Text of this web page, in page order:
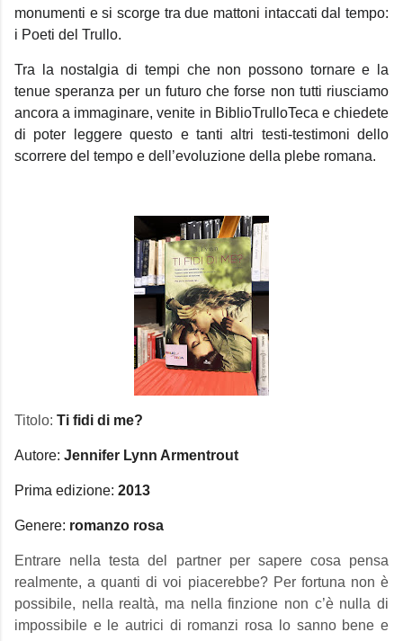
monumenti e si scorge tra due mattoni intaccati dal tempo:
i Poeti del Trullo.
Tra la nostalgia di tempi che non possono tornare e la
tenue speranza per un futuro che forse non tutti riusciamo
ancora a immaginare, venite in BiblioTrulloTeca e chiedete
di poter leggere questo e tanti altri testi-testimoni dello
scorrere del tempo e dell’evoluzione della plebe romana.
Titolo: Ti fidi di me?
Autore: Jennifer Lynn Armentrout
Prima edizione: 2013
Genere: romanzo rosa
Entrare nella testa del partner per sapere cosa pensa
realmente, a quanti di voi piacerebbe? Per fortuna non è
possibile, nella realtà, ma nella finzione non c’è nulla di
impossibile e le autrici di romanzi rosa lo sanno bene e